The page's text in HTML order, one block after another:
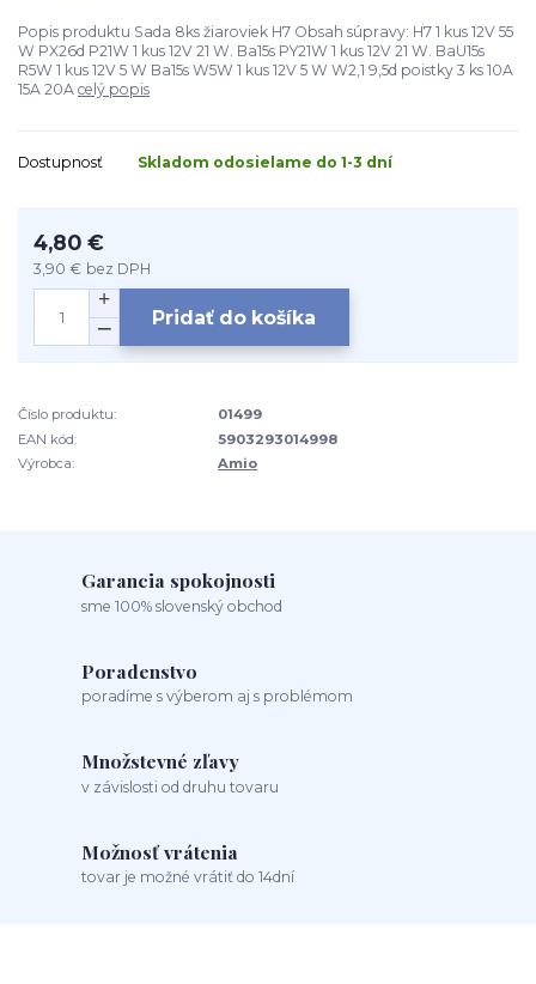
Popis produktu Sada 8ks žiaroviek H7 Obsah súpravy: H7 1 kus 12V 55
W PX26d P21W 1 kus 12V 21 W. Ba15s PY21W 1 kus 12V 21 W. BaU15s
R5W 1 kus 12V 5 W Ba15s W5W 1 kus 12V 5 W W2,1 9,5d poistky 3 ks 10A
15A 20A celý popis
Dostupnosť Skladom odosielame do 1-3 dní
4,80 €
3,90 € bez DPH
Pridať do košíka
Číslo produktu:
01499
EAN kód:
5903293014998
Výrobca:
Amio
Garancia spokojnosti
sme 100% slovenský obchod
Poradenstvo
poradíme s výberom aj s problémom
Množstevné zľavy
v závislosti od druhu tovaru
Možnosť vrátenia
tovar je možné vrátiť do 14dní